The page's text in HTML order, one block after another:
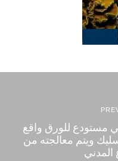
مستودع للورق واقع
ويتم معالجته من
المدني